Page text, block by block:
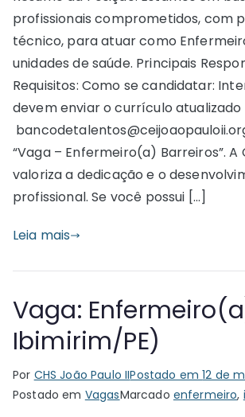
profissionais comprometidos, com
técnico, para atuar como
unidades de saúde. Principais
Requisitos: Como se candidatar:
devem enviar o currículo
“Vaga – Enfermeiro(a) Barreiros”. A
valoriza a dedicação e o
profissional. Se você possui […]
Leia mais
Vaga:
Ibimirim/PE)
Por CHS João Paulo IIPostado em12 de
Postado em VagasMarcado enfermeiro,